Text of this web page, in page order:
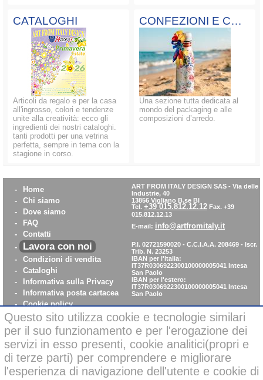
CATALOGHI
Articoli da regalo e per la casa
all'ingrosso, colori e tendenze
unite alla creatività: ecco gli
ingredienti dei nostri cataloghi.
tanti prodotti per una vetrina
perfetta, sempre in tema con la
stagione in corso.
CONFEZIONI E COMPOSIZIONI
Una sezione tutta dedicata al
mondo del packaging e alle
composizioni d’arredo.
-
Home
-
Chi siamo
-
Dove siamo
-
FAQ
-
Contatti
-
Lavora con noi
-
Condizioni di vendita
-
Cataloghi
-
Informativa sulla Privacy
-
Informativa posta cartacea
- Cookie policy
- WhistleBlowing
Parità di Genere
ART FROM ITALY DESIGN SAS - Via delle
Industrie, 40
13856 Vigliano B.se BI
Tel. +39 015.812.12.12 Fax. +39
015.812.12.13
E-mail: info@artfromitaly.it
P.I. 02721590020 - C.C.I.A.A. 208469 - Iscr.
Trib. N. 23253
IBAN per l'Italia:
IT37R0306922300100000005041 Intesa
San Paolo
IBAN per l'estero:
IT37R0306922300100000005041 Intesa
San Paolo
Pagamenti sicuri con carta di credito on-line
Questo sito utilizza cookie e tecnologie similari
per il suo funzionamento e per l'erogazione dei
servizi in esso presenti, cookie analitici(propri e
di terze parti) per comprendere e migliorare
l'esperienza di navigazione dell'utente e cookie di